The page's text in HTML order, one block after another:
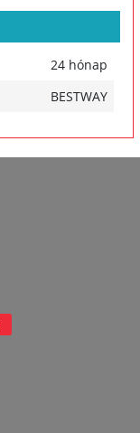
24 hónap
BESTWAY